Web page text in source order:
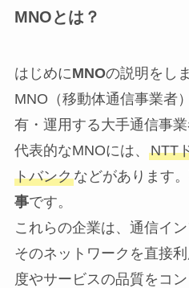
MNOとは？
はじめにMNOの説明をし
MNO（移動体通信事業者
有・運用する大手通信事業
代表的なMNOには、 NTT
トバンクなどがあります
事です。
これらの企業は、通信イ
そのネットワークを直接
度やサービスの品質をコ